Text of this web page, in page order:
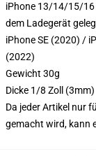
iPhone 13/14/15/16
dem Ladegerät
iPhone SE (2020) /
(2022)
Gewicht 30g
Dicke 1/8 Zoll (3mm)
Da jeder Artikel nur
gemacht wird, kann